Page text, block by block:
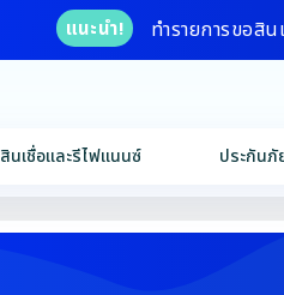
แนะนำ! ทำรายการขอสิ
สินเชื่อและรีไฟแนนซ์ ประกันภั